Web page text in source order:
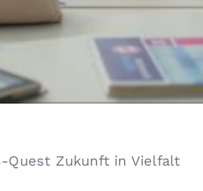
Quest Zukunft in Vielfalt